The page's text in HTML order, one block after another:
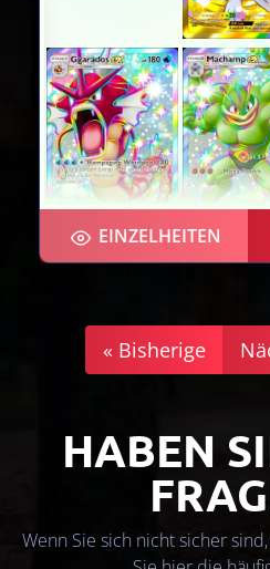
EINZELHEITEN
« Bisherige
HABEN
Wenn Sie sich nicht sicher